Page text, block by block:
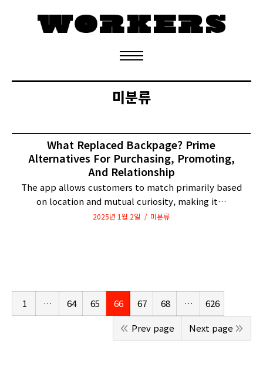
정기구독 신청
미분류
What Replaced Backpage? Prime
Alternatives For Purchasing, Promoting,
And Relationship
The app allows customers to match primarily based
on location and mutual curiosity, making it…
2025년 1월 2일 미분류
1 … 64 65 66 67 68 …
626
Prev page
Next page